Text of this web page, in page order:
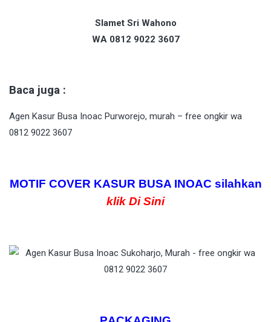
Slamet Sri Wahono
WA 0812 9022 3607
Baca juga :
Agen Kasur Busa Inoac Purworejo, murah – free ongkir wa
0812 9022 3607
MOTIF COVER KASUR BUSA INOAC silahkan
klik Di Sini